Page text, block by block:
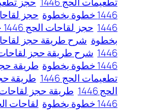
1446 خطوة بخطوة
حجز
1446
بخطوة شرح طريقة حجز
1446 شرح طريقة حجز
1446 خطوة بخطوة
طريقة
تطعيمات الحج 1446
طريقة
الحج 1446
طريقة حجز
1446 خطوة بخطوة
لقاحات الحج